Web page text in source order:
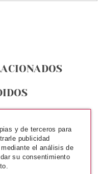
y de terceros para
publicidad
el análisis de
su consentimiento